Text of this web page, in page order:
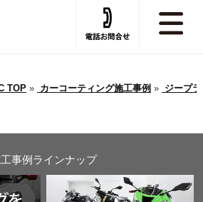
TOP» カーコーティング施工事例 » ジープ
事例ラインナップ